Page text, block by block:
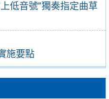
低音號”獨奏指定曲草
施要點